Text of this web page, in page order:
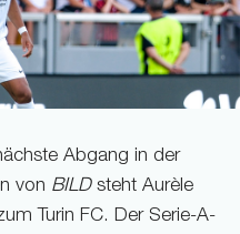
Abgang in der
von BILDsteht Aurèle
Turin FC. Der Serie-A-